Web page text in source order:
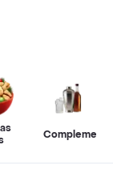
Complementos